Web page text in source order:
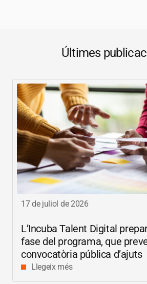
Últimes
17 de juliol de 2026
L’Incuba Talent Digital
fase del programa, que
convocatòria pública d’ajuts
Llegeix més